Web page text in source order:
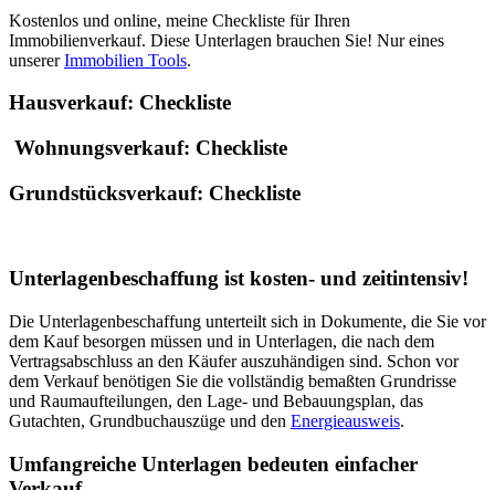
Kostenlos und online, meine Checkliste für Ihren
Immobilienverkauf. Diese Unterlagen brauchen Sie! Nur eines
unsererImmobilien Tools.
Hausverkauf: Checkliste
Wohnungsverkauf: Checkliste
Grundstücksverkauf: Checkliste
Unterlagenbeschaffung ist kosten- und zeitintensiv!
Die Unterlagenbeschaffung unterteilt sich in Dokumente, die Sie vor
dem Kauf besorgen müssen und in Unterlagen, die nach dem
Vertragsabschluss an den Käufer auszuhändigen sind. Schon vor
dem Verkauf benötigen Sie die vollständig bemaßten Grundrisse
und Raumaufteilungen, den Lage- und Bebauungsplan, das
Gutachten, Grundbuchauszüge und den Energieausweis.
Umfangreiche Unterlagen bedeuten einfacher